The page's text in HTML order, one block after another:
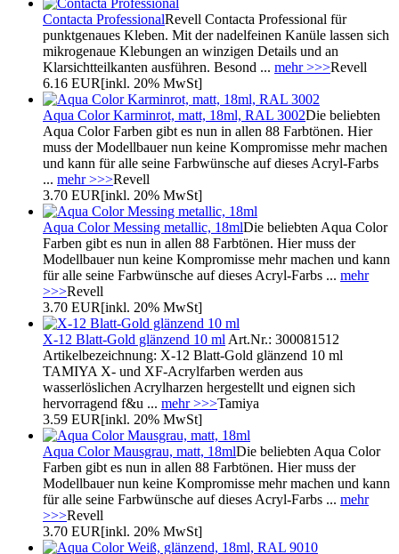
Contacta ProfessionalRevell Contacta Professional für
punktgenaues Kleben. Mit der nadelfeinen Kanüle lassen sich
mikrogenaue Klebungen an winzigen Details und an
Klarsichtteilkanten ausführen. Besond ... mehr >>>Revell
6.16 EUR[inkl. 20% MwSt]
Aqua Color Karminrot, matt, 18ml, RAL 3002Die beliebten
Aqua Color Farben gibt es nun in allen 88 Farbtönen. Hier
muss der Modellbauer nun keine Kompromisse mehr machen
und kann für alle seine Farbwünsche auf dieses Acryl-Farbs
... mehr >>>Revell
3.70 EUR[inkl. 20% MwSt]
Aqua Color Messing metallic, 18mlDie beliebten Aqua Color
Farben gibt es nun in allen 88 Farbtönen. Hier muss der
Modellbauer nun keine Kompromisse mehr machen und kann
für alle seine Farbwünsche auf dieses Acryl-Farbs ... mehr
>>>Revell
3.70 EUR[inkl. 20% MwSt]
X-12 Blatt-Gold glänzend 10 ml Art.Nr.: 300081512
Artikelbezeichnung: X-12 Blatt-Gold glänzend 10 ml
TAMIYA X- und XF-Acrylfarben werden aus
wasserlöslichen Acrylharzen hergestellt und eignen sich
hervorragend f&u ... mehr >>>Tamiya
3.59 EUR[inkl. 20% MwSt]
Aqua Color Mausgrau, matt, 18mlDie beliebten Aqua Color
Farben gibt es nun in allen 88 Farbtönen. Hier muss der
Modellbauer nun keine Kompromisse mehr machen und kann
für alle seine Farbwünsche auf dieses Acryl-Farbs ... mehr
>>>Revell
3.70 EUR[inkl. 20% MwSt]